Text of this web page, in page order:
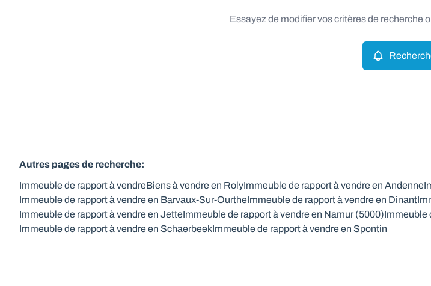
Essayez de modifier vos critères de recherche
Autres pages de recherche:
Immeuble de rapport à vendreBiens à vendre en RolyImmeuble de rapport à vendre en Andenne
Immeuble de rapport à vendre en Barvaux-Sur-OurtheImmeuble de rapport à vendre en Dinant
Immeuble de rapport à vendre en JetteImmeuble de rapport à vendre en Namur (5000)Immeuble
Immeuble de rapport à vendre en SchaerbeekImmeuble de rapport à vendre en Spontin